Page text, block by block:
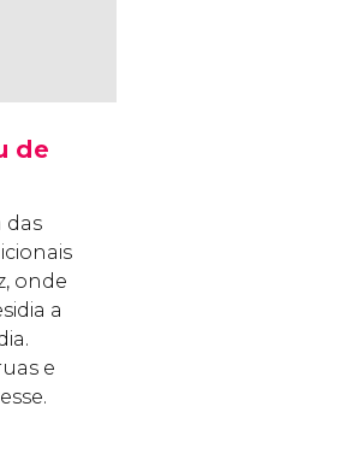
de
das
onde
a
e